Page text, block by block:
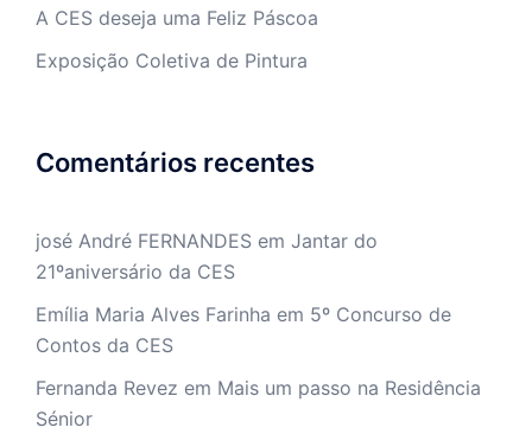
A CES deseja uma Feliz Páscoa
Exposição Coletiva de Pintura
Comentários recentes
josé André FERNANDES em Jantar do
21ºaniversário da CES
Emília Maria Alves Farinha em 5º Concurso de
Contos da CES
Fernanda Revez em Mais um passo na Residência
Sénior